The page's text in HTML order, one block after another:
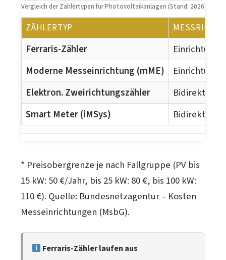
Vergleich der Zählertypen für Photovoltaikanlagen (Stand: 2026)
ZÄHLERTYP
Ferraris-Zähler
Einrichtung
Moderne Messeinrichtung (mME)
Einrichtung
Elektron. Zweirichtungszähler
Bidirektional
Smart Meter (iMSys)
Bidirektional
* Preisobergrenze je nach Fallgruppe (PV bis
15 kW: 50 €/Jahr, bis 25 kW: 80 €, bis 100 kW:
110 €). Quelle: Bundesnetzagentur – Kosten
Messeinrichtungen (MsbG).
Ferraris-Zähler laufen aus